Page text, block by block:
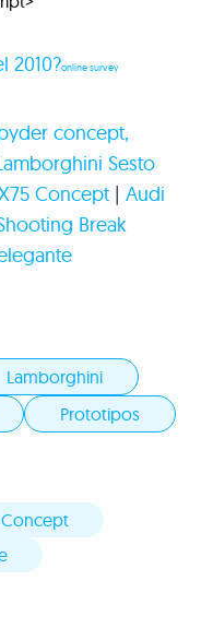
2010?online survey
concept,
Sesto
Concept | Audi
Break
Lamborghini
Prototipos